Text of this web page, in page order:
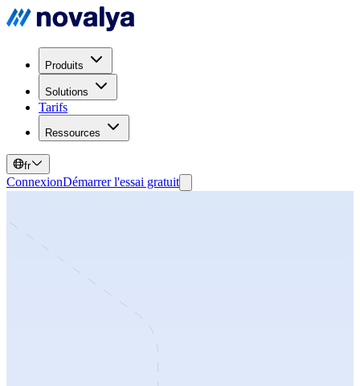
Produits
Solutions
Tarifs
Ressources
fr
ConnexionDémarrer l'essai gratuit